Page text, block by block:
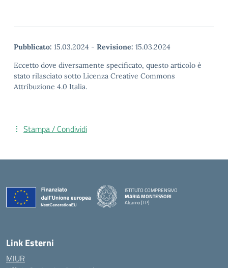
Pubblicato: 15.03.2024 - Revisione: 15.03.2024
Eccetto dove diversamente specificato, questo articolo è
stato rilasciato sotto Licenza Creative Commons
Attribuzione 4.0 Italia.
Stampa / Condividi
ISTITUTO COMPRENSIVO
MARIA MONTESSORI
Alcamo (TP)
Link Esterni
MIUR